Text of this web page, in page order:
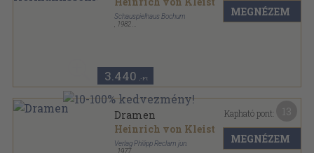
Schauspielhaus Bochum
1982
3.440 ,-Ft
MEGNÉZEM
Dramen
Heinrich von Kleist
Verlag Philipp Reclam jun.
1977
Kapható pont:
MEGNÉZEM